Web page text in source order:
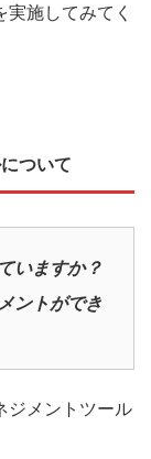
施してみてく
ついて
いますか？
ントができ
ジメントツール